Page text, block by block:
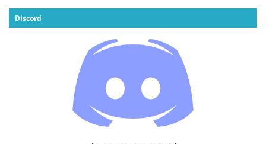
Discord